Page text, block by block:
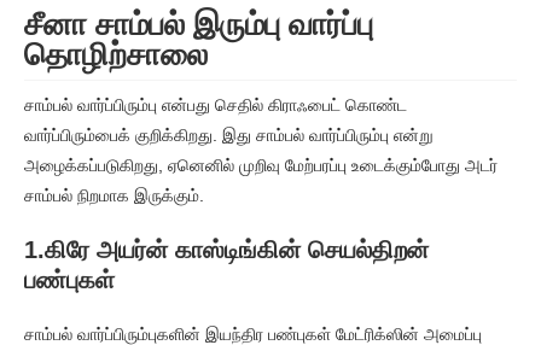
சீனா சாம்பல் இரும்பு வார்ப்பு
தொழிற்சாலை
சாம்பல் வார்ப்பிரும்பு என்பது செதில் கிராஃபைட் கொண்ட
வார்ப்பிரும்பைக் குறிக்கிறது. இது சாம்பல் வார்ப்பிரும்பு என்று
அழைக்கப்படுகிறது, ஏனெனில் முறிவு மேற்பரப்பு உடைக்கும்போது அடர்
சாம்பல் நிறமாக இருக்கும்.
1.கிரே அயர்ன் காஸ்டிங்கின் செயல்திறன்
பண்புகள்
சாம்பல் வார்ப்பிரும்புகளின் இயந்திர பண்புகள் மேட்ரிக்ஸின் அமைப்பு